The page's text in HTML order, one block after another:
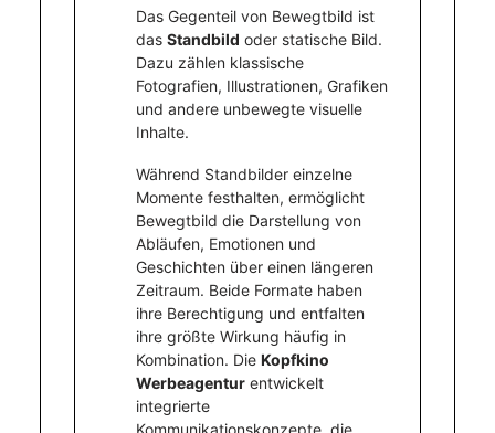
Das Gegenteil von Bewegtbild ist
das Standbild oder statische Bild.
Dazu zählen klassische
Fotografien, Illustrationen, Grafiken
und andere unbewegte visuelle
Inhalte.
Während Standbilder einzelne
Momente festhalten, ermöglicht
Bewegtbild die Darstellung von
Abläufen, Emotionen und
Geschichten über einen längeren
Zeitraum. Beide Formate haben
ihre Berechtigung und entfalten
ihre größte Wirkung häufig in
Kombination. Die Kopfkino
Werbeagenturentwickelt
integrierte
Kommunikationskonzepte, die